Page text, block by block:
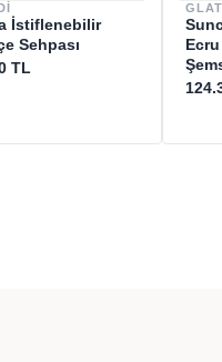
İstiflenebilir
Sehpası
TL
Ecru